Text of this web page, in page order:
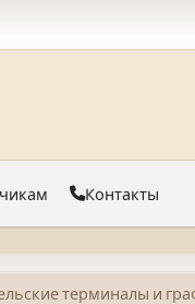
Контакты
терминалы и